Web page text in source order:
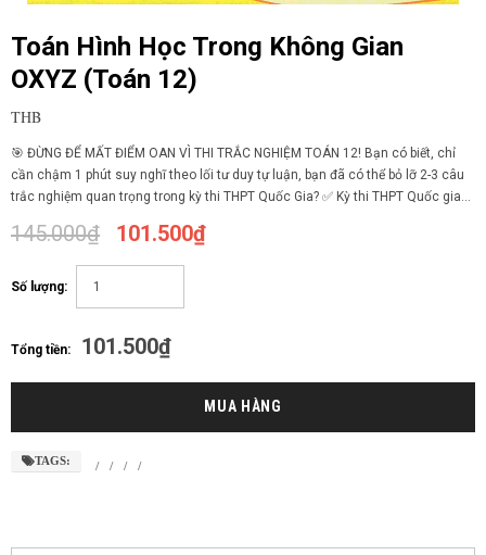
Toán Hình Học Trong Không Gian
OXYZ (Toán 12)
THB
🎯 ĐỪNG ĐỂ MẤT ĐIỂM OAN VÌ THI TRẮC NGHIỆM TOÁN 12! Bạn có biết, chỉ
cần chậm 1 phút suy nghĩ theo lối tư duy tự luận, bạn đã có thể bỏ lỡ 2-3 câu
trắc nghiệm quan trọng trong kỳ thi THPT Quốc Gia? ✅ Kỳ thi THPT Quốc gia...
145.000₫ 101.500₫
Số lượng:
Tổng tiền: 101.500₫
TAGS: / / / /